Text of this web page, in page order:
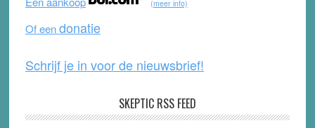
o
k
e (meer info)
Of eendonatie
Schrijf je in voor de nieuwsbrief!
SKEPTIC RSS FEED